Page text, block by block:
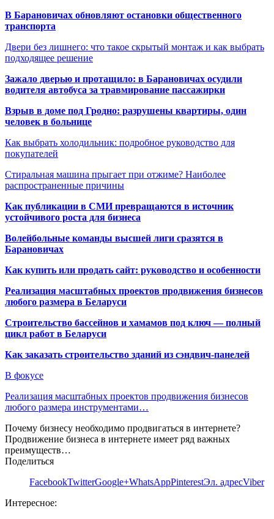
В Барановичах обновляют остановки общественного
транспорта
Двери без лишнего: что такое скрытый монтаж и как выбрать
подходящее решение
Зажало дверью и протащило: в Барановичах осудили
водителя автобуса за травмирование пассажирки
Взрыв в доме под Гродно: разрушены квартиры, один
человек в больнице
Как выбрать холодильник: подробное руководство для
покупателей
Стиральная машина прыгает при отжиме? Наиболее
распространенные причины
Как публикации в СМИ превращаются в источник
устойчивого роста для бизнеса
Волейбольные команды высшей лиги сразятся в
Барановичах
Как купить или продать сайт: руководство и особенности
Реализация масштабных проектов продвижения бизнесов
любого размера в Беларуси
Строительство бассейнов и хамамов под ключ — полный
цикл работ в Беларуси
Как заказать строительство зданий из сэндвич-панелей
В фокусе
Реализация масштабных проектов продвижения бизнесов
любого размера инструментами…
Почему бизнесу необходимо продвигаться в интернете?
Продвижение бизнеса в интернете имеет ряд важных
преимуществ…
Поделиться
FacebookTwitterGoogle+WhatsAppPinterestЭл. адресViber
Интересное: